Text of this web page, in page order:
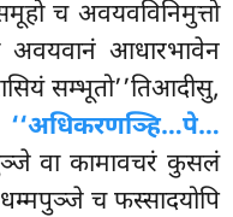
च अवयवविनिमुत्तो
अवयवानं आधारभावेन
सम्भूतो’’तिआदीसु,
‘‘अधिकरणञ्हि…पे…
वा कामावचरं कुसलं
धम्मपुञ्जे च फस्सादयोपि